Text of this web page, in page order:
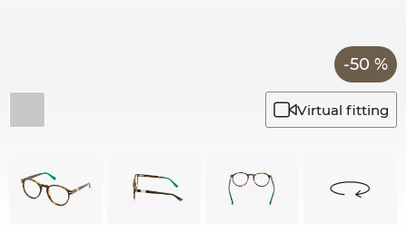
-50 %
Virtual fitting